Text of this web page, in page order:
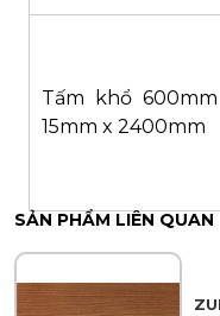
Tấm khổ
15mm x 2400mm
SẢN PHẨM LIÊN QUAN